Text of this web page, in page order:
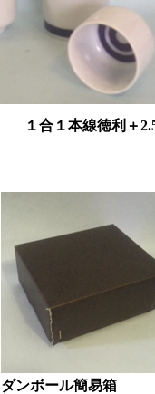
１合１本線徳利＋
ダンボール簡易箱